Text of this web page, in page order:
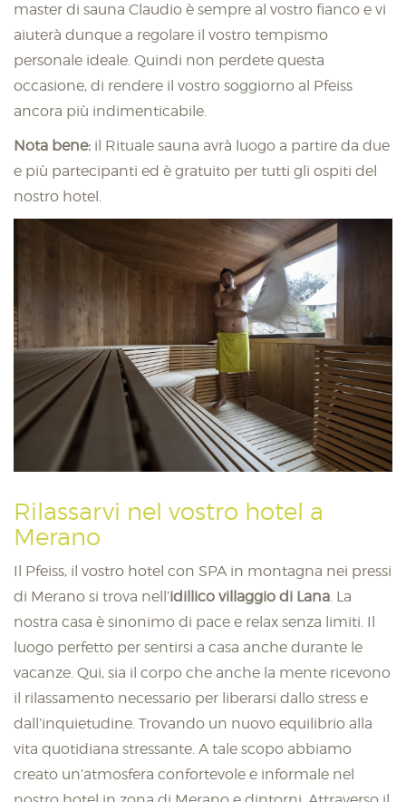
master di sauna Claudio è sempre al vostro fianco e vi
aiuterà dunque a regolare il vostro tempismo
personale ideale. Quindi non perdete questa
occasione, di rendere il vostro soggiorno al Pfeiss
ancora più indimenticabile.
Nota bene: il Rituale sauna avrà luogo a partire da due
e più partecipanti ed è gratuito per tutti gli ospiti del
nostro hotel.
Rilassarvi nel vostro hotel a
Merano
Il Pfeiss, il vostro hotel con SPA in montagna nei pressi
di Merano si trova nell’idillico villaggio di Lana. La
nostra casa è sinonimo di pace e relax senza limiti. Il
luogo perfetto per sentirsi a casa anche durante le
vacanze. Qui, sia il corpo che anche la mente ricevono
il rilassamento necessario per liberarsi dallo stress e
dall’inquietudine. Trovando un nuovo equilibrio alla
vita quotidiana stressante. A tale scopo abbiamo
creato un’atmosfera confortevole e informale nel